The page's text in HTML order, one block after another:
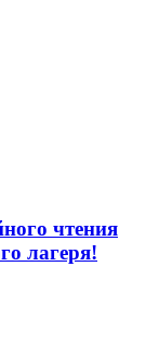
чтения
лагеря!